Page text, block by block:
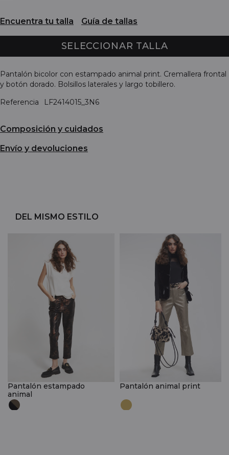
Encuentra tu talla Guía de tallas
SELECCIONAR TALLA
Pantalón bicolor con estampado animal print. Cremallera frontal
y botón dorado. Bolsillos laterales y largo tobillero.
Referencia
LF2414015_3N6
Composición y cuidados
Envío y devoluciones
DEL MISMO ESTILO
Pantalón estampado
animal
Pantalón animal print